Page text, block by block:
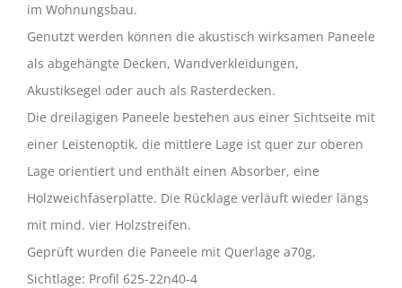
im Wohnungsbau.
Genutzt werden können die akustisch wirksamen Paneele
als abgehängte Decken, Wandverkleidungen,
Akustiksegel oder auch als Rasterdecken.
Die dreilagigen Paneele bestehen aus einer Sichtseite mit
einer Leistenoptik, die mittlere Lage ist quer zur oberen
Lage orientiert und enthält einen Absorber, eine
Holzweichfaserplatte. Die Rücklage verläuft wieder längs
mit mind. vier Holzstreifen.
Geprüft wurden die Paneele mit Querlage a70g,
Sichtlage: Profil 625-22n40-4